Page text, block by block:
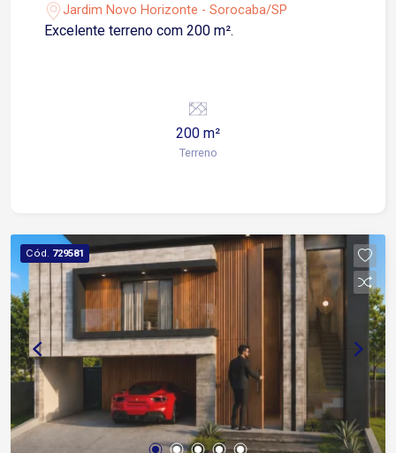
Jardim Novo Horizonte - Sorocaba/SP
Excelente terreno com 200 m².
200 m²
Terreno
Cód. 729581